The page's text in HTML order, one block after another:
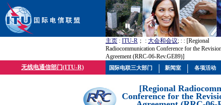
主页 : ITU-R ； : 大会和会议; : : [Regional
Radiocommunication Conference for the
Agreement (RRC-06-Rev.GE89)]
无线电通信部门(ITU-R)
[Regional
Conference for the
国际电联三大部门 新闻室 各项活动